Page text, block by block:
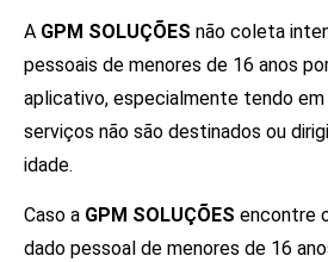
A GPM SOLUÇÕES não coleta
pessoais de menores de 16 anos
aplicativo, especialmente tendo
serviços não são destinados ou
idade.
Caso a GPM SOLUÇÕES encontre
dado pessoal de menores de 16